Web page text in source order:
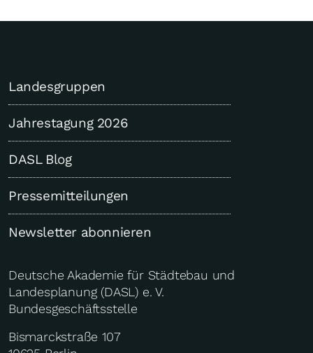
Landesgruppen
Jahrestagung 2026
DASL Blog
Pressemitteilungen
Newsletter abonnieren
Deutsche Akademie für Städtebau und
Landesplanung (DASL) e. V.
Bundesgeschäftsstelle
Bismarckstraße 107